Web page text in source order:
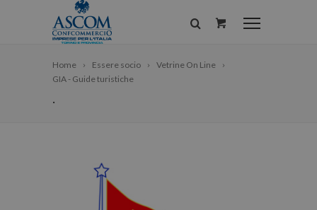
Home Essere socio
Vetrine On Line
GIA - Guide turistiche
.